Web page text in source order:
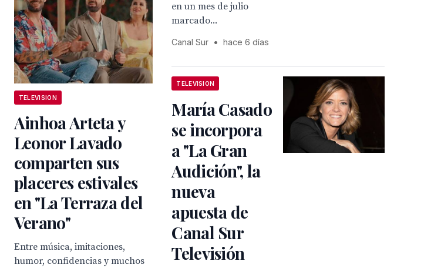
TELEVISION
Ainhoa Arteta y
Leonor Lavado
comparten sus
placeres estivales
en "La Terraza del
Verano"
Entre música, imitaciones,
humor, confidencias y muchos
en un mes de julio
marcado...
Canal Sur • hace 6 días
TELEVISION
María Casado
se incorpora
a "La Gran
Audición", la
nueva
apuesta de
Canal Sur
Televisión